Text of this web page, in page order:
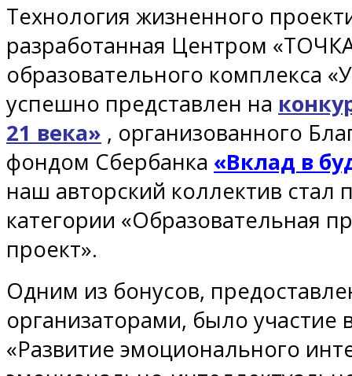
Технология жизненного
разработанная Центром
образовательного комплекса
успешно представлен на
21 века» , организованного
фондом Сбербанка «Вклад в
наш авторский коллектив стал
категории «Образовательная
проект».
Одним из бонусов,
организаторами, было участие
«Развитие эмоционального